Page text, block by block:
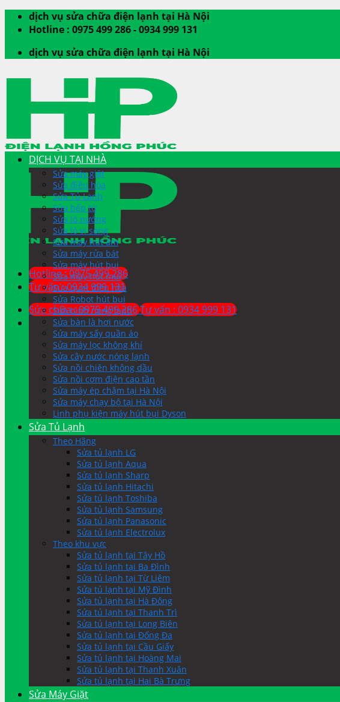
Skip dịch vụ sửa chữa điện lạnh tại Hà Nội
Hotline : 0975 499 286 - 0934 999 131
dịch vụ sửa chữa điện lạnh tại Hà Nội
Hotline : 0975 499 286
Tư vấn : 0934 999 131
Sửa chữa : 0975 499 286Tư vấn : 0934 999 131
DỊCH VỤ TẠI NHÀ
Sửa máy giặt
Sửa điều hòa
Sửa Tủ Lạnh
Sửa bếp từ
Sửa lò nướng
Sửa lò vi sóng
Sửa máy hút ẩm
Sửa máy rửa bát
Sửa máy hút bụi
Sửa máy hút mùi
Sửa quạt điều hòa
Sửa Robot hút bụi
Sửa bình nóng lạnh
Sửa bàn là hơi nước
Sửa máy sấy quần áo
Sửa máy lọc không khí
Sửa cây nước nóng lạnh
Sửa nồi chiên không dầu
Sửa nồi cơm điện cao tần
Sửa máy ép chậm tại Hà Nội
Sửa máy chạy bộ tại Hà Nội
Linh phụ kiện máy hút bụi Dyson
Sửa Tủ Lạnh
Theo Hãng
Sửa tủ lạnh LG
Sửa tủ lạnh Aqua
Sửa tủ lạnh Sharp
Sửa tủ lạnh Hitachi
Sửa tủ lạnh Toshiba
Sửa tủ lạnh Samsung
Sửa tủ lạnh Panasonic
Sửa tủ lạnh Electrolux
Theo khu vực
Sửa tủ lạnh tại Tây Hồ
Sửa tủ lạnh tại Ba Đình
Sửa tủ lạnh tại Từ Liêm
Sửa tủ lạnh tại Mỹ Đình
Sửa tủ lạnh tại Hà Đông
Sửa tủ lạnh tại Thanh Trì
Sửa tủ lạnh tại Long Biên
Sửa tủ lạnh tại Đống Đa
Sửa tủ lạnh tại Cầu Giấy
Sửa tủ lạnh tại Hoàng Mai
Sửa tủ lạnh tại Thanh Xuân
Sửa tủ lạnh tại Hai Bà Trưng
Sửa Máy Giặt